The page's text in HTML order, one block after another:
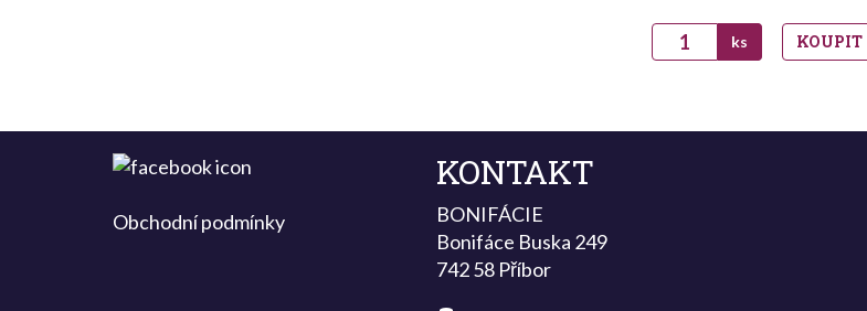
ks KOUPIT
Obchodní podmínky
KONTAKT
BONIFÁCIE
Bonifáce Buska 249
742 58 Příbor